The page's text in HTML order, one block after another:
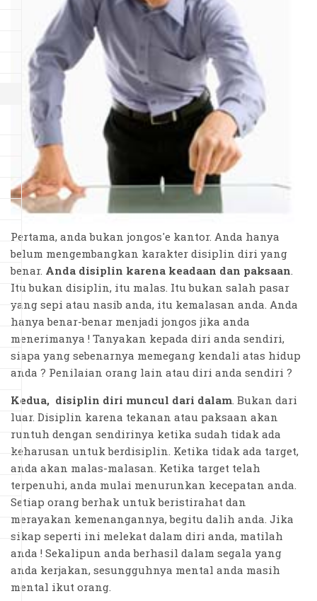
Pertama, anda bukan jongos'e kantor. Anda hanya
belum mengembangkan karakter disiplin diri yang
benar. Anda disiplin karena keadaan dan paksaan
Itu bukan disiplin, itu malas. Itu bukan salah pasar
yang sepi atau nasib anda, itu kemalasan anda. Anda
hanya benar-benar menjadi jongos jika anda
menerimanya ! Tanyakan kepada diri anda sendiri,
siapa yang sebenarnya memegang kendali atas hidup
anda ? Penilaian orang lain atau diri anda sendiri ?
Kedua, disiplin diri muncul dari dalam . Bukan dari
luar. Disiplin karena tekanan atau paksaan akan
runtuh dengan sendirinya ketika sudah tidak ada
keharusan untuk berdisiplin. Ketika tidak ada target,
anda akan malas-malasan. Ketika target telah
terpenuhi, anda mulai menurunkan kecepatan anda.
Setiap orang berhak untuk beristirahat dan
merayakan kemenangannya, begitu dalih anda. Jika
sikap seperti ini melekat dalam diri anda, matilah
anda ! Sekalipun anda berhasil dalam segala yang
anda kerjakan, sesungguhnya mental anda masih
mental ikut orang.